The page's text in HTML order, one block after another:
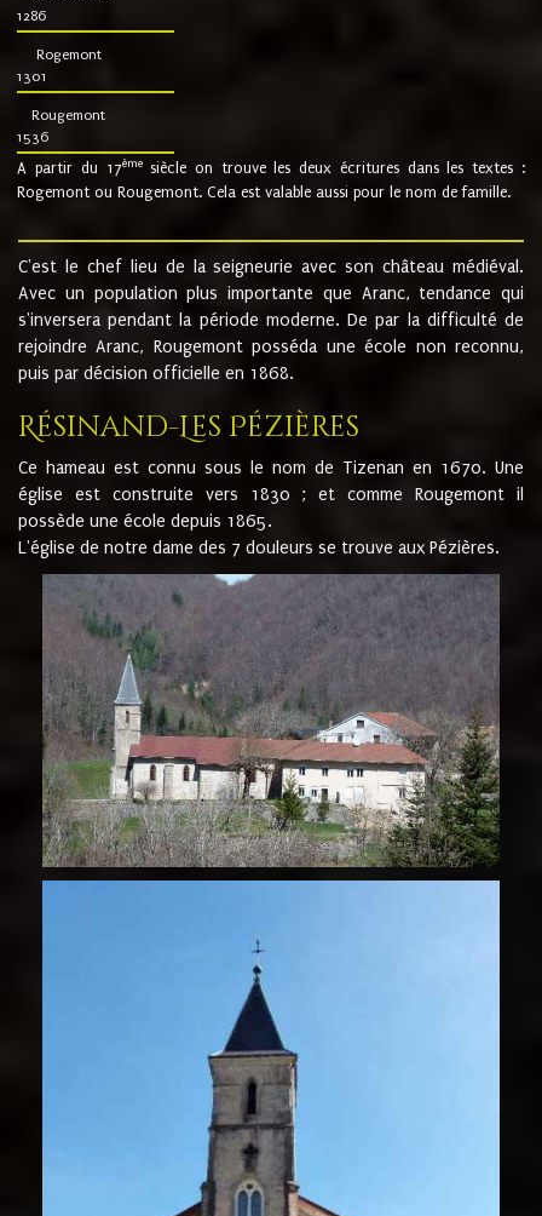
1286
Rogemont
1301
Rougemont
1536
A partir du 17ème siècle on trouve les deux écritures dans les textes :
Rogemont ou Rougemont. Cela est valable aussi pour le nom de famille.
C'est le chef lieu de la seigneurie avec son château médiéval.
Avec un population plus importante que Aranc, tendance qui
s'inversera pendant la période moderne. De par la difficulté de
rejoindre Aranc, Rougemont posséda une école non reconnu,
puis par décision officielle en 1868.
Résinand-Les Pézières
Ce hameau est connu sous le nom de Tizenan en 1670. Une
église est construite vers 1830 ; et comme Rougemont il
possède une école depuis 1865.
L'église de notre dame des 7 douleurs se trouve aux Pézières.